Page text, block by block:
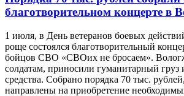
благотворительном концерте в
1 июля, в День ветеранов боевых
роще состоялся благотворительный
бойцов СВО «СВОих не бросаем».
солдатам, приносили гуманитарный
средства. Собрано порядка 70 тыс.
направлены на приобретение